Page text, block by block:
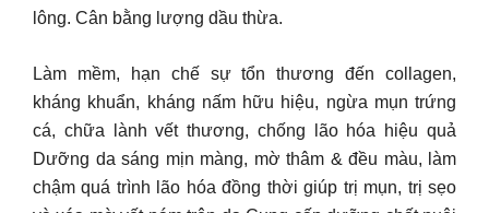
lông. Cân bằng lượng dầu thừa.
Làm mềm, hạn chế sự tổn thương đến collagen,
kháng khuẩn, kháng nấm hữu hiệu, ngừa mụn trứng
cá, chữa lành vết thương, chống lão hóa hiệu quả
Dưỡng da sáng mịn màng, mờ thâm & đều màu, làm
chậm quá trình lão hóa đồng thời giúp trị mụn, trị sẹo